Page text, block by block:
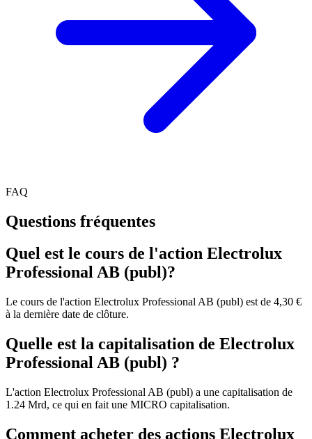
FAQ
Questions fréquentes
Quel est le cours de l'action Electrolux
Professional AB (publ)?
Le cours de l'action Electrolux Professional AB (publ) est de 4,30 €
à la dernière date de clôture.
Quelle est la capitalisation de Electrolux
Professional AB (publ) ?
L'action Electrolux Professional AB (publ) a une capitalisation de
1.24 Mrd, ce qui en fait une MICRO capitalisation.
Comment acheter des actions Electrolux